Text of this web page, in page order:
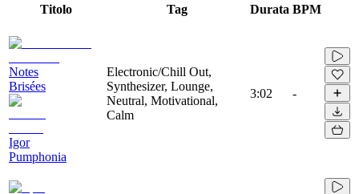
Titolo Tag Durata BPM
Notes
Brisées
Igor
Pumphonia
Electronic/Chill Out,
Synthesizer, Lounge,
Neutral, Motivational,
Calm
3:02 -